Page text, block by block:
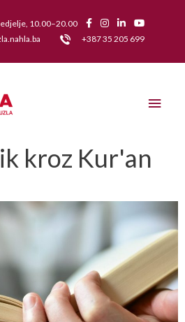
10.00–20.00
+387 35 205 699
kroz Kur'an